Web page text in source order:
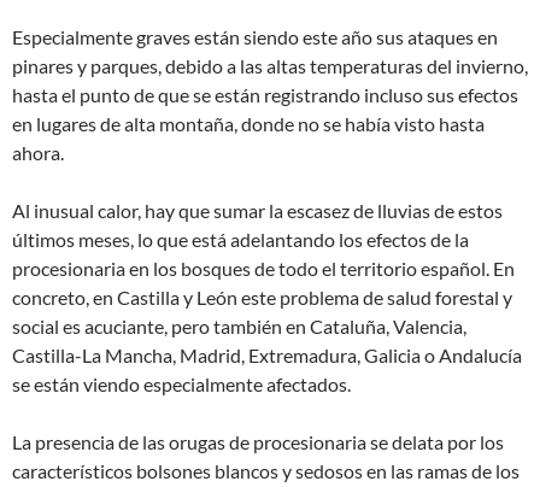
Especialmente graves están siendo este año sus ataques en
pinares y parques, debido a las altas temperaturas del invierno,
hasta el punto de que se están registrando incluso sus efectos
en lugares de alta montaña, donde no se había visto hasta
ahora.
Al inusual calor, hay que sumar la escasez de lluvias de estos
últimos meses, lo que está adelantando los efectos de la
procesionaria en los bosques de todo el territorio español. En
concreto, en Castilla y León este problema de salud forestal y
social es acuciante, pero también en Cataluña, Valencia,
Castilla-La Mancha, Madrid, Extremadura, Galicia o Andalucía
se están viendo especialmente afectados.
La presencia de las orugas de procesionaria se delata por los
característicos bolsones blancos y sedosos en las ramas de los